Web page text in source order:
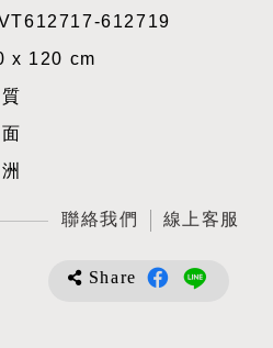
612719
x 120 cm
聯絡我們 線上客服
Share